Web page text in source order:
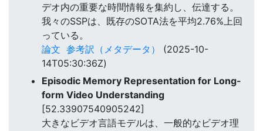
デオ内の重要な時間情報を集約し、伝達する。
我々のSSPは、既存のSOTA法を平均2.76%上回
っている。
論文 参考訳（メタデータ）
(2025-10-
14T05:30:36Z)
Episodic Memory Representation for Long-
form Video Understanding
[52.33907540905242]
大きなビデオ言語モデルは、一般的なビデオ理